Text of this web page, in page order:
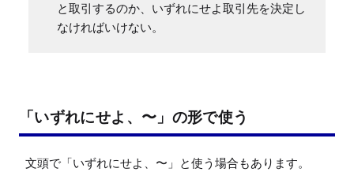
と取引するのか、いずれにせよ取引先を決定し
なければいけない。
「いずれにせよ、〜」の形で使う
文頭で「いずれにせよ、〜」と使う場合もあります。